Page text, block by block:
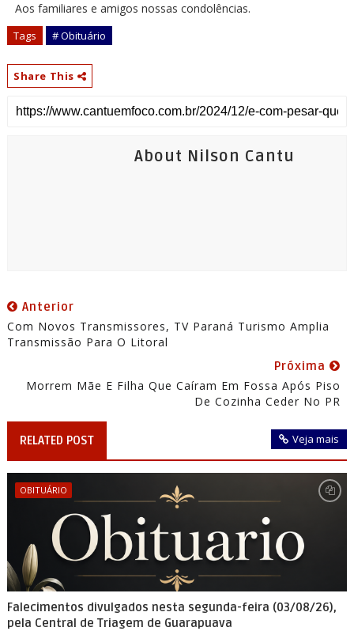
Aos familiares e amigos nossas condolências.
Tags # Obituário
Share This
About Nilson Cantu
Anterior
Com Novos Transmissores, TV Paraná Turismo Amplia
Transmissão Para O Litoral
Próxima
Morrem Mãe E Filha Que Caíram Em Fossa Após Piso
De Cozinha Ceder No PR
RELATED POST Veja mais
OBITUÁRIO
Falecimentos divulgados nesta segunda-feira (03/08/26),
pela Central de Triagem de Guarapuava